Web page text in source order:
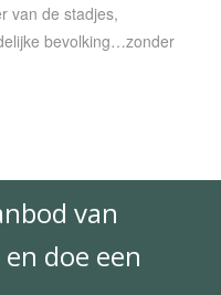
van de stadjes,
bevolking…zonder
van
doe een